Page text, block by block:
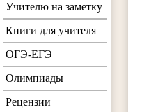
Учителю на заметку
Книги для учителя
ОГЭ-ЕГЭ
Олимпиады
Рецензии